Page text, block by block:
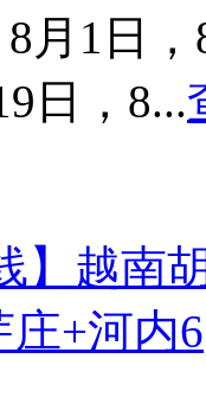
8月1日
日，8...